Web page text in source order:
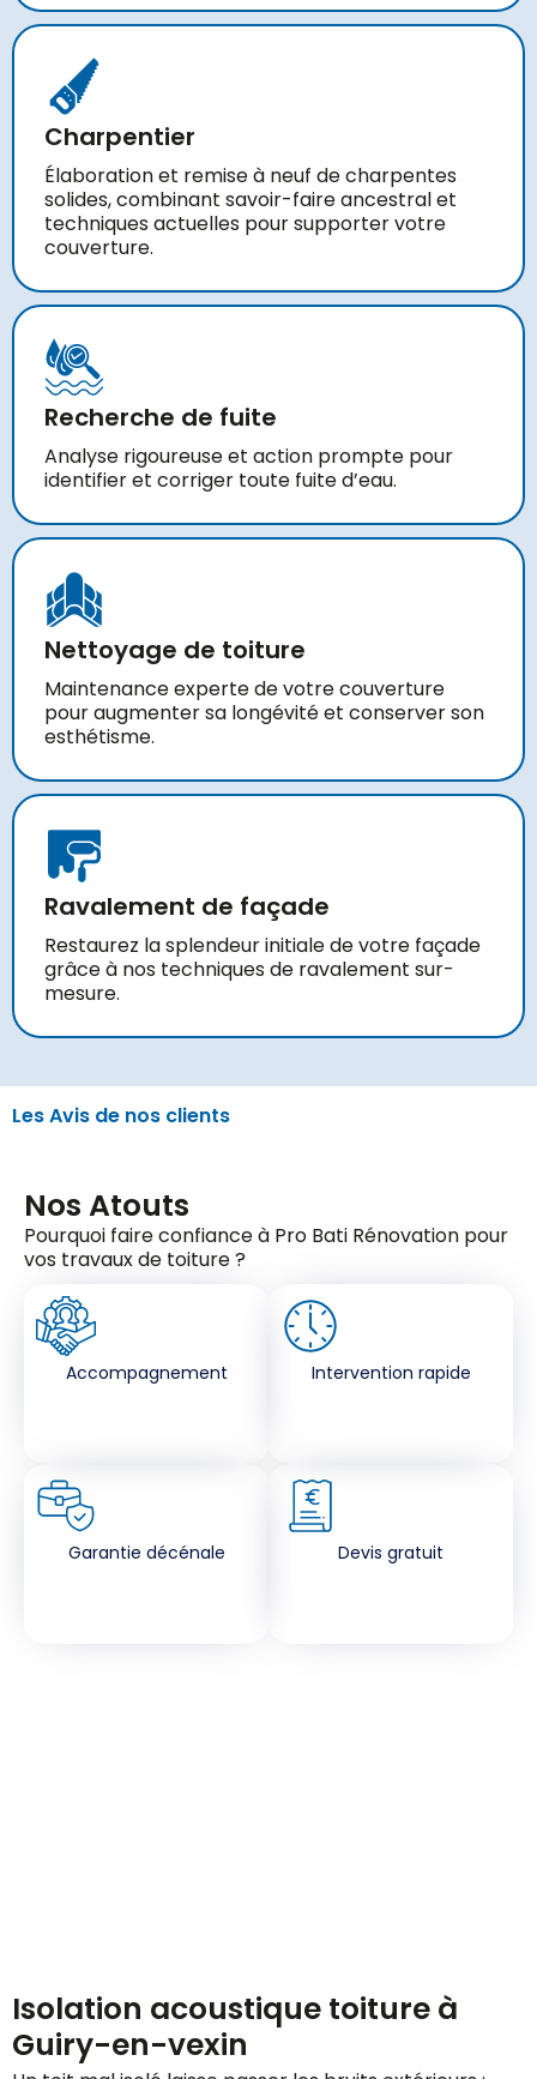
Charpentier
Élaboration et remise à neuf de charpentes
solides, combinant savoir-faire ancestral et
techniques actuelles pour supporter votre
couverture.
Recherche de fuite
Analyse rigoureuse et action prompte pour
identifier et corriger toute fuite d’eau.
Nettoyage de toiture
Maintenance experte de votre couverture
pour augmenter sa longévité et conserver son
esthétisme.
Ravalement de façade
Restaurez la splendeur initiale de votre façade
grâce à nos techniques de ravalement sur-
mesure.
Les Avis de nos clients
Nos Atouts
Pourquoi faire confiance à Pro Bati Rénovation pour
vos travaux de toiture ?
Accompagnement Intervention rapide
Garantie décénale Devis gratuit
Isolation acoustique toiture à
Guiry-en-vexin